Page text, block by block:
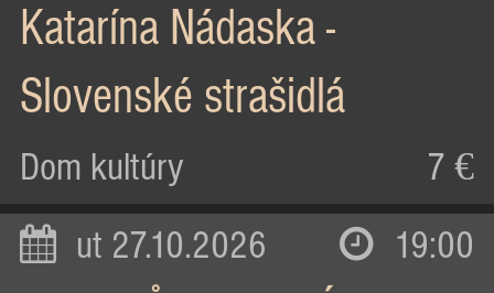
Katarína Nádaska -
Slovenské strašidlá
Dom kultúry 7 €
ut 27.10.2026 19:00